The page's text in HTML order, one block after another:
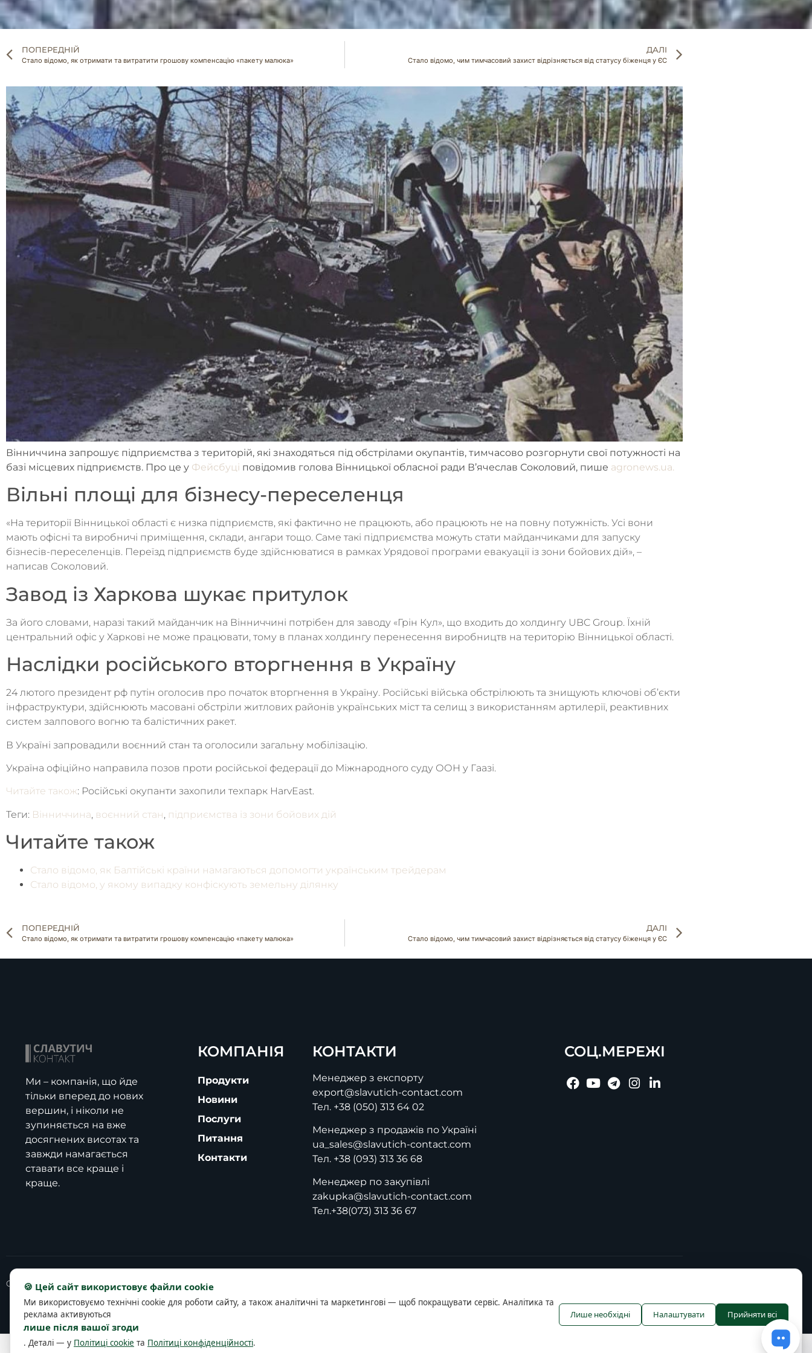
ПОПЕРЕДНІЙ
Стало відомо, як отримати та витратити грошову компенсацію «пакету малюка»
ДАЛІ
Стало відомо, чим тимчасовий захист відрізняється від статусу біженця у ЄС
Вінниччина запрошує підприємства з територій, які знаходяться під обстрілами окупантів, тимчасово розгорнути свої потужності на
базі місцевих підприємств. Про це у Фейсбуці повідомив голова Вінницької обласної ради В’ячеслав Соколовий, пише agronews.ua.
Вільні площі для бізнесу-переселенця
«На території Вінницької області є низка підприємств, які фактично не працюють, або працюють не на повну потужність. Усі вони
мають офісні та виробничі приміщення, склади, ангари тощо. Саме такі підприємства можуть стати майданчиками для запуску
бізнесів-переселенців. Переїзд підприємств буде здійснюватися в рамках Урядової програми евакуації із зони бойових дій», –
написав Соколовий.
Завод із Харкова шукає притулок
За його словами, наразі такий майданчик на Вінниччині потрібен для заводу «Грін Кул», що входить до холдингу UBC Group. Їхній
центральний офіс у Харкові не може працювати, тому в планах холдингу перенесення виробництв на територію Вінницької області.
Наслідки російського вторгнення в Україну
24 лютого президент рф путін оголосив про початок вторгнення в Україну. Російські війська обстрілюють та знищують ключові об’єкти
інфраструктури, здійснюють масовані обстріли житлових районів українських міст та селищ з використанням артилерії, реактивних
систем залпового вогню та балістичних ракет.
В Україні запровадили воєнний стан та оголосили загальну мобілізацію.
Україна офіційно направила позов проти російської федерації до Міжнародного суду ООН у Гаазі.
Читайте також: Російські окупанти захопили техпарк HarvEast.
Теги: Вінниччина, воєнний стан, підприємства із зони бойових дій
Читайте також
Стало відомо, як Балтійські країни намагаються допомогти українським трейдерам
Стало відомо, у якому випадку конфіскують земельну ділянку
ПОПЕРЕДНІЙ
Стало відомо, як отримати та витратити грошову компенсацію «пакету малюка»
ДАЛІ
Стало відомо, чим тимчасовий захист відрізняється від статусу біженця у ЄС
Ми – компанія, що йде
тільки вперед до нових
вершин, і ніколи не
зупиняється на вже
досягнених висотах та
завжди намагається
ставати все краще і
краще.
КОМПАНІЯ
Продукти
Новини
Послуги
Питання
Контакти
КОНТАКТИ
Менеджер з експорту
export@slavutich-contact.com
Тел. +38 (050) 313 64 02
Менеджер з продажів по Україні
ua_sales@slavutich-contact.com
Тел. +38 (093) 313 36 68
Менеджер по закупівлі
zakupka@slavutich-contact.com
Тел.+38(073) 313 36 67
СОЦ.МЕРЕЖІ
Copyright © 2025 slavutich-contact.com
🍪 Цей сайт використовує файли cookie
Ми використовуємо технічні cookie для роботи сайту, а також аналітичні та маркетингові — щоб покращувати сервіс. Аналітика та
реклама активуються
лише після вашої згоди
. Деталі — у Політиці cookie та Політиці конфіденційності.
Лише необхідні Налаштувати Прийняти всі